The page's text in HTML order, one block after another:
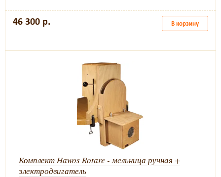
46 300 р. В корзину
Комплект Hawos Rotare - мельница ручная +
электродвигатель